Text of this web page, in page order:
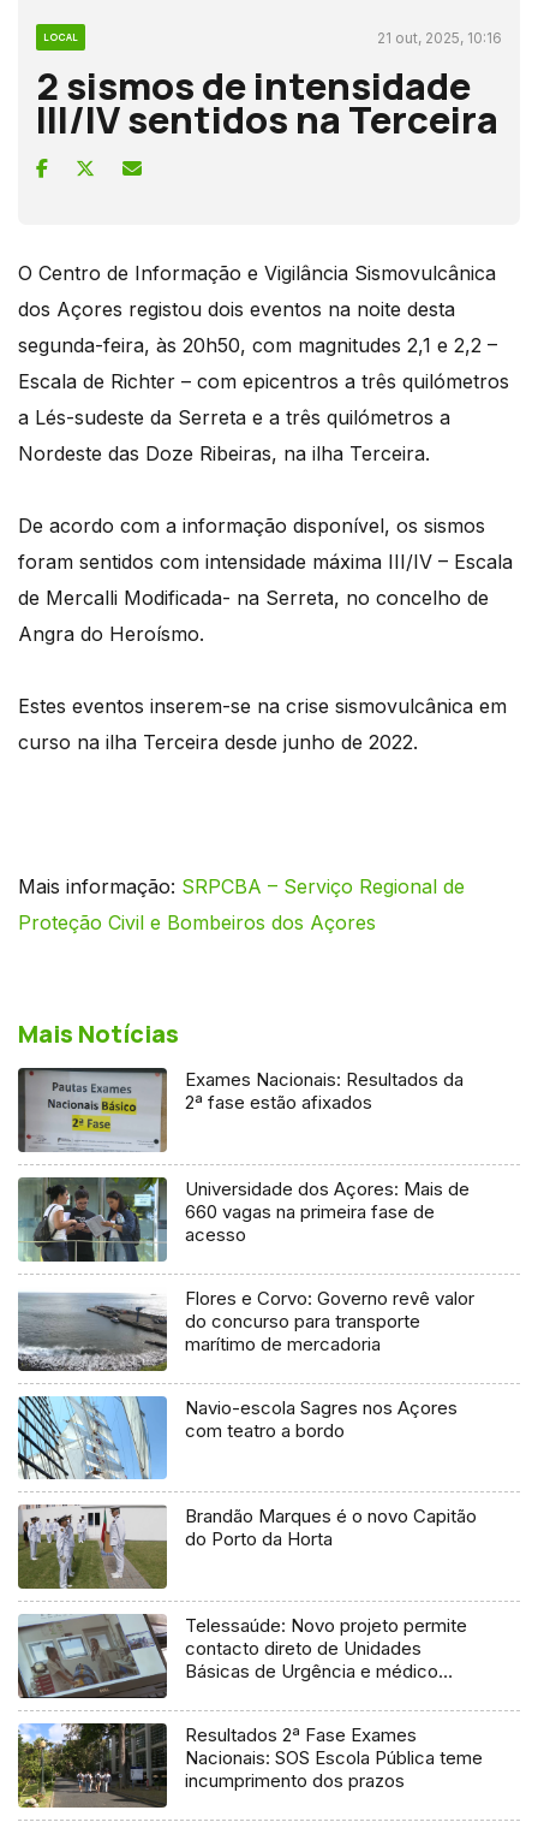
LOCAL 21 out, 2025, 10:16
2 sismos de intensidade
III/IV sentidos na Terceira
O Centro de Informação e Vigilância Sismovulcânica
dos Açores registou dois eventos na noite desta
segunda-feira, às 20h50, com magnitudes 2,1 e 2,2 –
Escala de Richter – com epicentros a três quilómetros
a Lés-sudeste da Serreta e a três quilómetros a
Nordeste das Doze Ribeiras, na ilha Terceira.
De acordo com a informação disponível, os sismos
foram sentidos com intensidade máxima III/IV – Escala
de Mercalli Modificada- na Serreta, no concelho de
Angra do Heroísmo.
Estes eventos inserem-se na crise sismovulcânica em
curso na ilha Terceira desde junho de 2022.
Mais informação: SRPCBA – Serviço Regional de
Proteção Civil e Bombeiros dos Açores
Mais Notícias
Exames Nacionais: Resultados da
2ª fase estão afixados
Universidade dos Açores: Mais de
660 vagas na primeira fase de
acesso
Flores e Corvo: Governo revê valor
do concurso para transporte
marítimo de mercadoria
Navio-escola Sagres nos Açores
com teatro a bordo
Brandão Marques é o novo Capitão
do Porto da Horta
Telessaúde: Novo projeto permite
contacto direto de Unidades
Básicas de Urgência e médico
Resultados 2ª Fase Exames
Nacionais: SOS Escola Pública teme
incumprimento dos prazos